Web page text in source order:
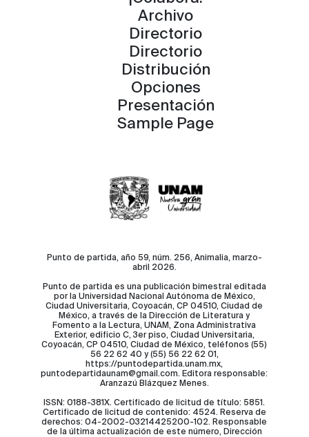
Archivo
Directorio
Directorio
Distribución
Opciones
Presentación
Sample Page
Punto de partida, año 59, núm. 256, Animalia, marzo-
abril 2026.
Punto de partida es una publicación bimestral editada
por la Universidad Nacional Autónoma de México,
Ciudad Universitaria, Coyoacán, CP 04510, Ciudad de
México, a través de la Dirección de Literatura y
Fomento a la Lectura, UNAM, Zona Administrativa
Exterior, edificio C, 3er piso, Ciudad Universitaria,
Coyoacán, CP 04510, Ciudad de México, teléfonos (55)
56 22 62 40 y (55) 56 22 62 01,
https://puntodepartida.unam.mx,
puntodepartidaunam@gmail.com. Editora responsable:
Aranzazú Blázquez Menes.
ISSN: 0188-381X. Certificado de licitud de título: 5851.
Certificado de licitud de contenido: 4524. Reserva de
derechos: 04-2002-03214425200-102. Responsable
de la última actualización de este número, Dirección